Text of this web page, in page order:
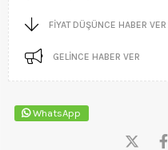
FIYAT DÜŞÜNCE HABER VER
GELINCE HABER VER
WhatsApp